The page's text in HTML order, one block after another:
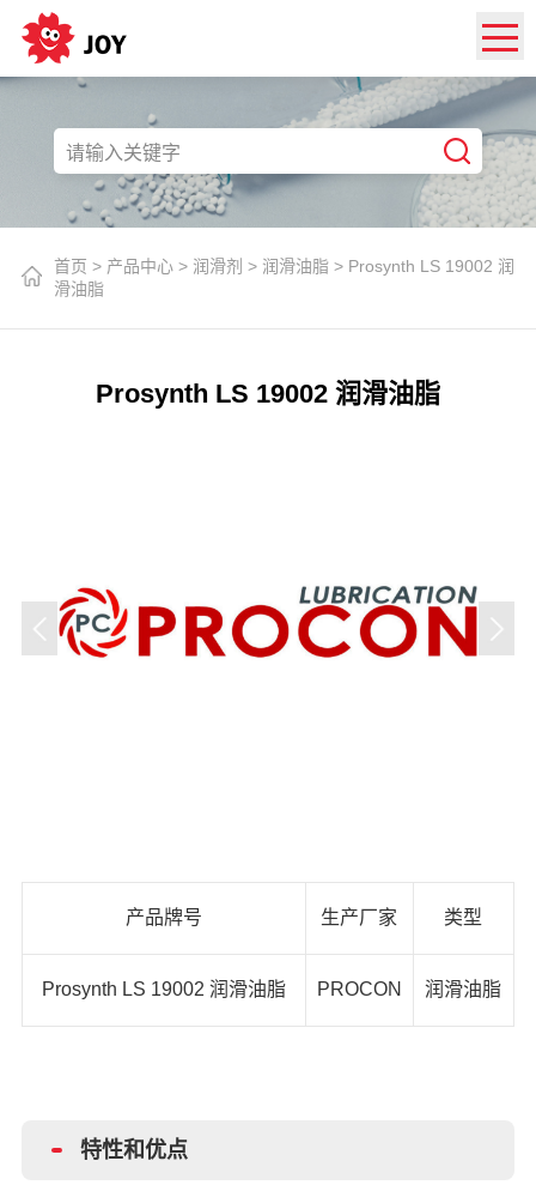
首页 > 产品中心 > 润滑剂 > 润滑油脂 > Prosynth LS 19002 润
滑油脂
Prosynth LS 19002 润滑油脂
产品牌号 生产厂家 类型
Prosynth LS 19002 润滑油脂 PROCON 润滑油脂
特性和优点